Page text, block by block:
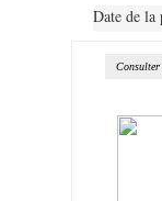
Date de la
Consulter